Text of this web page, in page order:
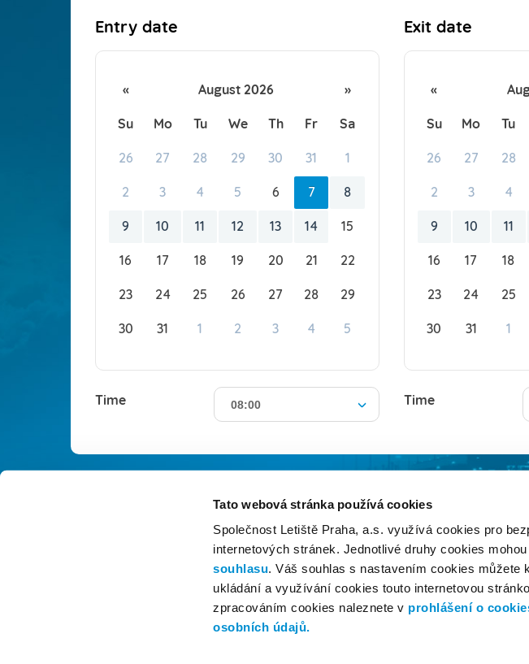
Tato webová stránka používá cookies
Společnost Letiště Praha, a.s. využívá cookies pro
internetových stránek. Jednotlivé druhy cookies
souhlasu. Váš souhlas s nastavením cookies můžete
ukládání a využívání cookies touto internetovou
zpracováním cookies naleznete v prohlášení o
osobních údajů.
Entry date
« August 2026 »
Su Mo Tu We Th Fr Sa
26 27 28 29 30 31 1
2 3 4 5 6 7 8
9 10 11 12 13 14 15
16 17 18 19 20 21 22
23 24 25 26 27 28 29
30 31 1 2 3 4 5
Time 08:00
Exit date
«
Su Mo Tu
26 27 28
2 3 4
9 10 11
16 17 18
23 24 25
30 31 1
Time